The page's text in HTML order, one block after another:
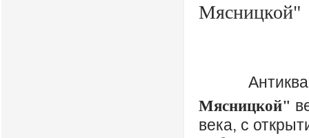
Мясницкой"
века, с